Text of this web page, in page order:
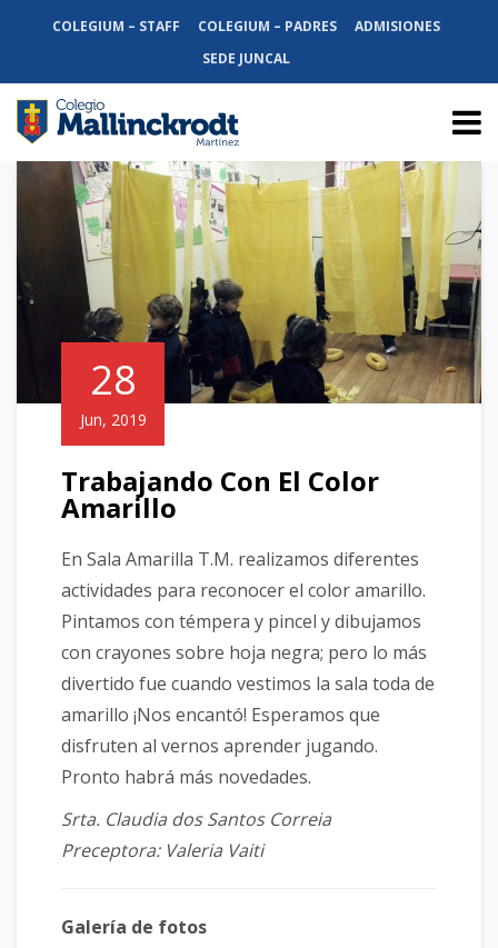
COLEGIUM – STAFF COLEGIUM – PADRES
ADMISIONES
SEDE JUNCAL
28
Jun, 2019
Trabajando Con El Color
Amarillo
En Sala Amarilla T.M. realizamos diferentes
actividades para reconocer el color amarillo.
Pintamos con témpera y pincel y dibujamos
con crayones sobre hoja negra; pero lo más
divertido fue cuando vestimos la sala toda de
amarillo ¡Nos encantó! Esperamos que
disfruten al vernos aprender jugando.
Pronto habrá más novedades.
Srta. Claudia dos Santos Correia
Preceptora: Valeria Vaiti
Galería de fotos